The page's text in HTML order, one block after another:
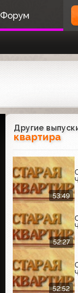
Форум
Другие
квартира
53:49
52:27
52:52